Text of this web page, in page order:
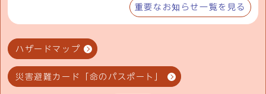
重要なお知らせ一覧を見る
ハザードマップ
災害避難カード「命のパスポート」